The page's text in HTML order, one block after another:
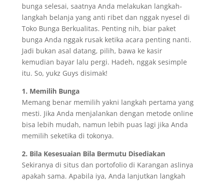
bunga selesai, saatnya Anda melakukan langkah-
langkah belanja yang anti ribet dan nggak nyesel di
Toko Bunga Berkualitas. Penting nih, biar paket
bunga Anda nggak rusak ketika acara penting nanti.
Jadi bukan asal datang, pilih, bawa ke kasir
kemudian bayar lalu pergi. Hadeh, nggak sesimple
itu. So, yukz Guys disimak!
1. Memilih Bunga
Memang benar memilih yakni langkah pertama yang
mesti. Jika Anda menjalankan dengan metode online
bisa lebih mudah, namun lebih puas lagi jika Anda
memilih seketika di tokonya.
2. Bila Kesesuaian Bila Bermutu Disediakan
Sekiranya di situs dan portofolio di Karangan aslinya
apakah sama. Apabila iya, Anda lanjutkan langkah